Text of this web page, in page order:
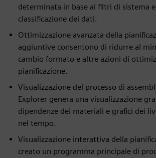
determinata in base ai filtri di sistema
classificazione dei dati.
Ottimizzazione avanzata della
aggiuntive consentono di ridurre al
cambio formato e altre azioni di
pianificazione.
Visualizzazione del processo di
Explorer genera una visualizzazione
dipendenze dei materiali e grafici dei
nel tempo.
Visualizzazione interattiva della
creato un programma principale di